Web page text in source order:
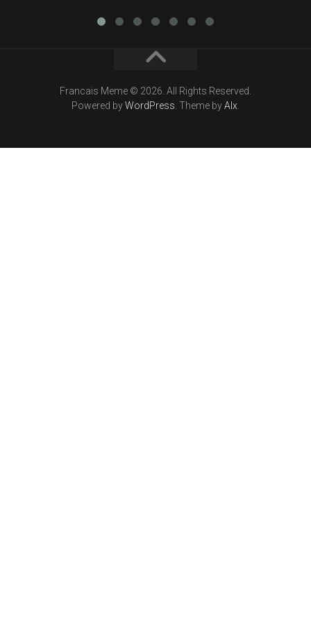
Francais Meme © 2026. All Rights Reserved.
Powered byWordPress . Theme byAlx